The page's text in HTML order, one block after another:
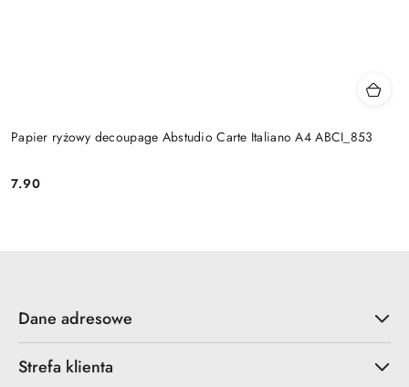
Papier ryżowy decoupage Abstudio Carte Italiano A4 ABCI_853
Cena:
7.90
Dane adresowe
Strefa klienta